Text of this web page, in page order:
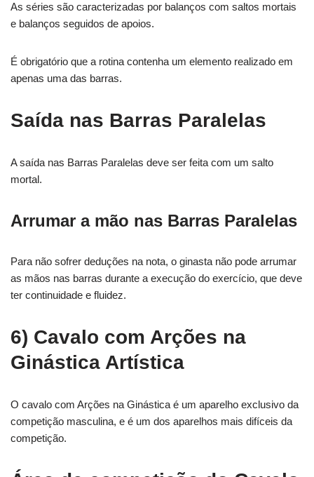
As séries são caracterizadas por balanços com saltos mortais
e balanços seguidos de apoios.
É obrigatório que a rotina contenha um elemento realizado em
apenas uma das barras.
Saída nas Barras Paralelas
A saída nas Barras Paralelas deve ser feita com um salto
mortal.
Arrumar a mão nas Barras Paralelas
Para não sofrer deduções na nota, o ginasta não pode arrumar
as mãos nas barras durante a execução do exercício, que deve
ter continuidade e fluidez.
6) Cavalo com Arções na
Ginástica Artística
O cavalo com Arções na Ginástica é um aparelho exclusivo da
competição masculina, e é um dos aparelhos mais difíceis da
competição.